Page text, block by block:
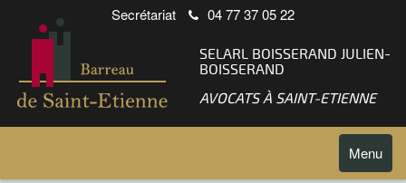
Secrétariat 04 77 37 05 22
SELARL BOISSERAND JULIEN-
BOISSERAND
AVOCATS À SAINT-ETIENNE
Toggle
Menu